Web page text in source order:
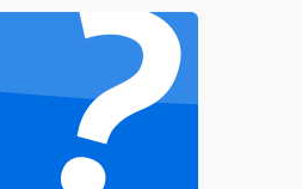
Подробнее →